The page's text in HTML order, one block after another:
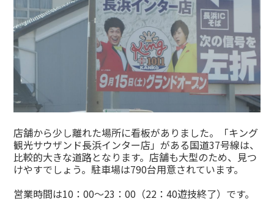
店舗から少し離れた場所に看板がありました。「キング
観光サウザンド長浜インター店」がある国道37号線は、
比較的大きな道路となります。店舗も大型のため、見つ
けやすでしょう。駐車場は790台用意されています。
営業時間は10：00～23：00（22：40遊技終了）です。